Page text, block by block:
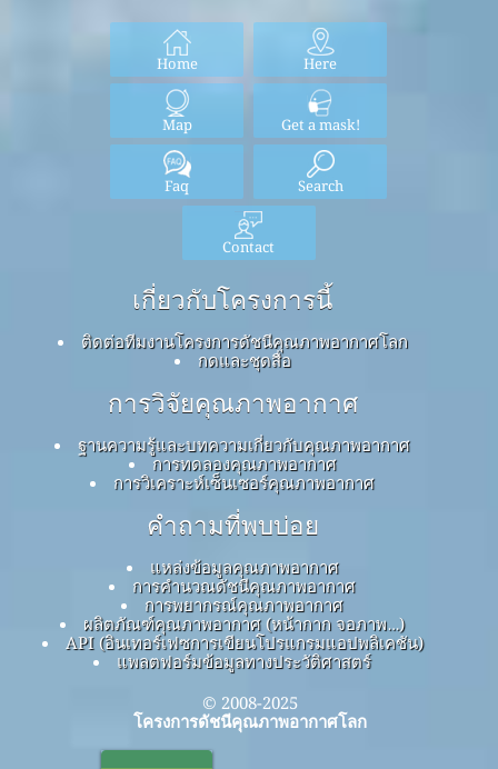
Home Here
Map Get a mask!
Faq Search
Contact
เกี่ยวกับโครงการนี้
ติดต่อทีมงานโครงการดัชนีคุณภาพอากาศโลก
กดและชุดสื่อ
การวิจัยคุณภาพอากาศ
ฐานความรู้และบทความเกี่ยวกับคุณภาพอากาศ
การทดลองคุณภาพอากาศ
การวิเคราะห์เซ็นเซอร์คุณภาพอากาศ
คำถามที่พบบ่อย
แหล่งข้อมูลคุณภาพอากาศ
การคำนวณดัชนีคุณภาพอากาศ
การพยากรณ์คุณภาพอากาศ
ผลิตภัณฑ์คุณภาพอากาศ (หน้ากาก จอภาพ…)
API (อินเทอร์เฟซการเขียนโปรแกรมแอปพลิเคชัน)
แพลตฟอร์มข้อมูลทางประวัติศาสตร์
© 2008-2025
โครงการดัชนีคุณภาพอากาศโลก